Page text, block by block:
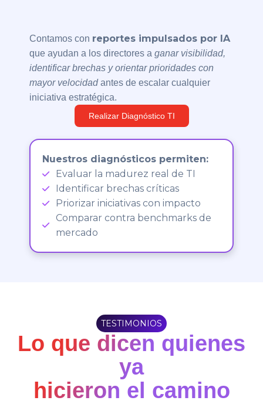
Contamos con reportes impulsados por IA
que ayudan a los directores a ganar visibilidad,
identificar brechas y orientar prioridades con
mayor velocidadantes de escalar cualquier
iniciativa estratégica.
Realizar Diagnóstico TI
Nuestros diagnósticos permiten:
Evaluar la madurez real de TI
Identificar brechas críticas
Priorizar iniciativas con impacto
Comparar contra benchmarks de
mercado
TESTIMONIOS
Lo que dicen quienes
ya
hicieron el camino